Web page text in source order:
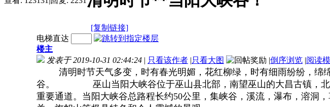
[复制链接]
电梯直达
楼主
发表于 2019-10-31 02:44:24 | 只看该作者 |只看大图 |倒序浏览 |阅读
清明时节天气多变，时有春光明媚，花红柳绿，时有细雨纷纷，绵
谷。
巫山当阳大峡谷位于巫山县北部，南望巫山的大昌古镇，北
重要通道。 当阳大峡谷总路程长约50公里，集峡谷，溪流，瀑布，溶洞